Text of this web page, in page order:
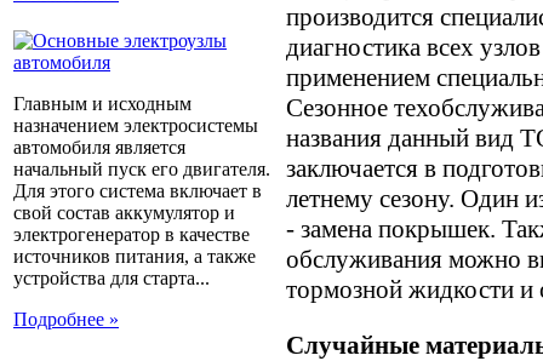
Главным и исходным
назначением электросистемы
автомобиля является
начальный пуск его двигателя.
Для этого система включает в
свой состав аккумулятор и
электрогенератор в качестве
источников питания, а также
устройства для старта...
Подробнее »
производится
диагностика всех
применением
Сезонное
названия данный вид
заключается в
летнему сезону. Один
- замена покрышек.
обслуживания можно
тормозной жидкости
Случайные